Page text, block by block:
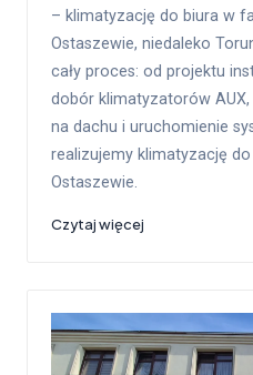
– klimatyzację do biura w
Ostaszewie, niedaleko
cały proces: od projektu
dobór klimatyzatorów
na dachu i uruchomienie
realizujemy klimatyzację do
Ostaszewie.
Czytaj więcej